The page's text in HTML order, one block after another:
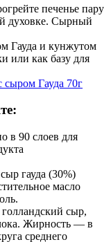
печенье пару
духовке. Сырный
Гауда и кунжутом
или как базу для
сыром Гауда 70г
в 90 слоев для
гауда (30%)
масло
сыр,
Жирность — в
среднего